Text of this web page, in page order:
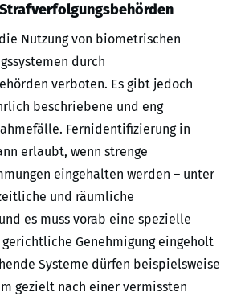
Nutzung von biometrischen
durch
verboten. Es gibt jedoch
beschriebene und eng
Fernidentifizierung in
erlaubt, wenn strenge
eingehalten werden – unter
und räumliche
es muss vorab eine spezielle
Genehmigung eingeholt
Systeme dürfen beispielsweise
gezielt nach einer vermissten